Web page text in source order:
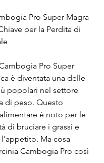
Pro Super Magra
per la Perdita di
Pro Super
è diventata una delle
popolari nel settore
di peso. Questo
è noto per le
di bruciare i grassi e
Ma cosa
Cambogia Pro così